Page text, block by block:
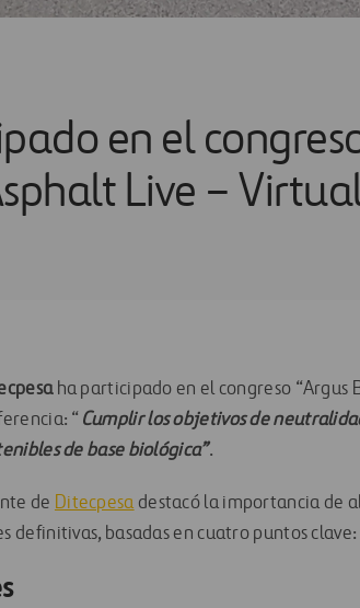
en el
Live –
ha participado en el congreso “Argus
“ Cumplir los objetivos de
de base biológica”.
de Ditecpesadestacó la importancia de
definitivas, basadas en cuatro puntos clave: